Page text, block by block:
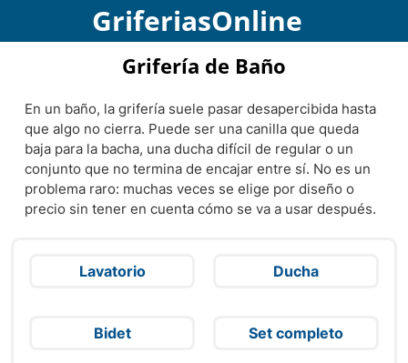
GriferiasOnline
Grifería de Baño
En un baño, la grifería suele pasar desapercibida hasta
que algo no cierra. Puede ser una canilla que queda
baja para la bacha, una ducha difícil de regular o un
conjunto que no termina de encajar entre sí. No es un
problema raro: muchas veces se elige por diseño o
precio sin tener en cuenta cómo se va a usar después.
Lavatorio Ducha
Bidet Set completo